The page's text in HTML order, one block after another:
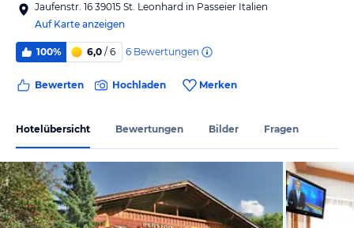
Jaufenstr. 16 39015 St. Leonhard in Passeier Italien
Auf Karte anzeigen
100% 6,0 / 6 6 Bewertungen
Bewerten Hochladen Merken
Hotelübersicht Bewertungen Bilder Fragen